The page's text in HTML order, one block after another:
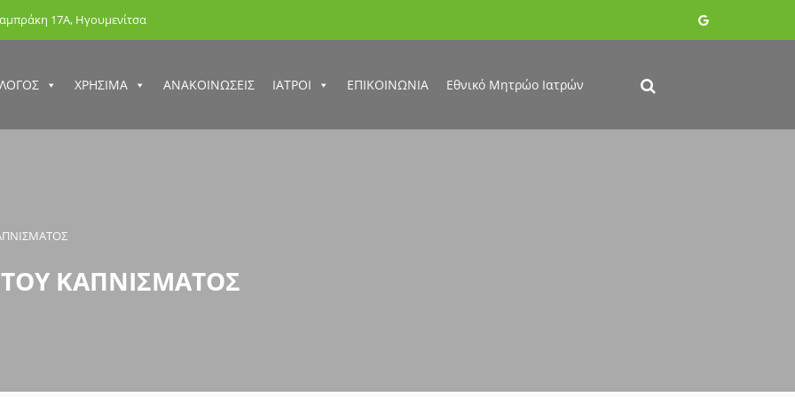
17Α, Ηγουμενίτσα
ΧΡΗΣΙΜΑ ΑΝΑΚΟΙΝΩΣΕΙΣ ΙΑΤΡΟΙ ΕΠΙΚΟΙΝΩΝΙΑ Εθνικό Μητρώο Ιατρών
ΚΑΠΝΙΣΜΑΤΟΣ